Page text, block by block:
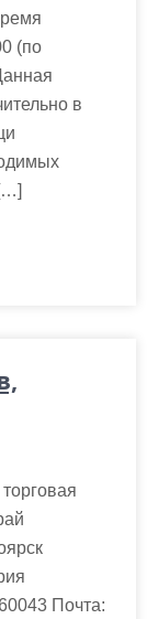
(по
в
Почта: